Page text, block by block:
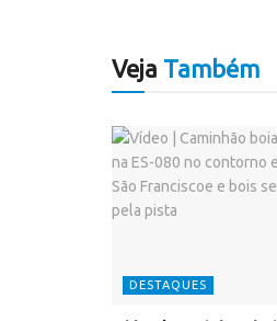
Veja Também
DESTAQUES